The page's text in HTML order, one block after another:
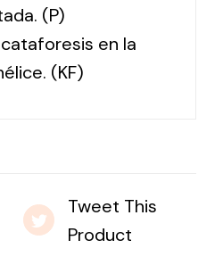
(P)
en la
(KF)
Tweet This
Product